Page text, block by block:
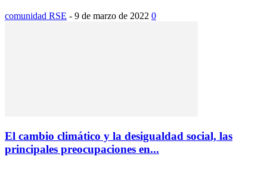
comunidad RSE - 9 de marzo de 2022 0
El cambio climático y la desigualdad social, las
principales preocupaciones en...